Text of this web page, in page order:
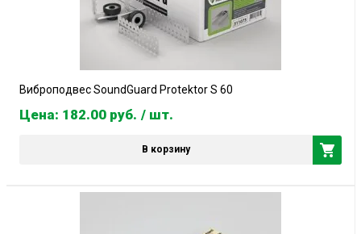
Виброподвес SoundGuard Protektor S 60
Цена: 182.00 руб. / шт.
В корзину